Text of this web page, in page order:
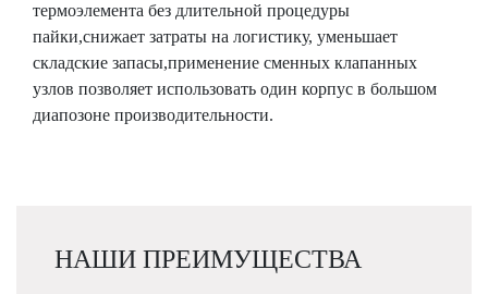
термоэлемента без длительной процедуры
пайки,снижает затраты на логистику, уменьшает
складские запасы,применение сменных клапанных
узлов позволяет использовать один корпус в большом
диапозоне производительности.
НАШИ ПРЕИМУЩЕСТВА